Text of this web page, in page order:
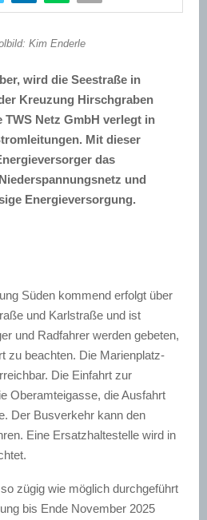
Kim Enderle
wird die Seestraße in
Kreuzung Hirschgraben
Netz GmbH verlegt in
Mit dieser
das
und
Energieversorgung.
Süden kommend erfolgt über
und Karlstraße und ist
und Radfahrer werden gebeten,
zu beachten. Die Marienplatz-
Die Einfahrt zur
Oberamteigasse, die Ausfahrt
Der Busverkehr kann den
Eine Ersatzhaltestelle wird in
zügig wie möglich durchgeführt
bis Ende November 2025